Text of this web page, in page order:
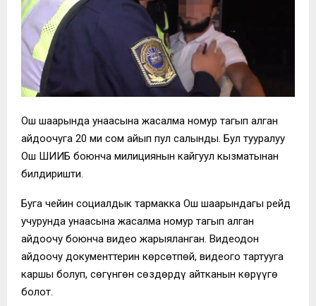
Ош шаарында унаасына жасалма номур тагып алган
айдоочуга 20 миң сом айып пул салынды. Бул тууралуу
Ош ШИИБ боюнча милициянын кайгуул кызматынан
билдиришти.
Буга чейин социалдык тармакка Ош шаарындагы рейд
учурунда унаасына жасалма номур тагып алган
айдоочу боюнча видео жарыяланган. Видеодон
айдоочу документтерин көрсөтпөй, видеого тартууга
каршы болуп, сөгүнгөн сөздөрдү айтканын көрүүгө
болот.